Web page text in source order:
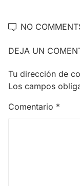
NO
DEJA UN
Tu dirección de
Los campos
Comentario *